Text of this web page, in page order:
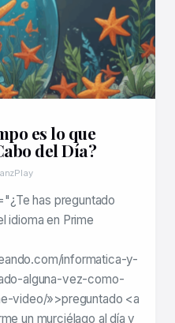
es lo que
del Día?
has preguntado
idioma en Prime
informatica-y-
alguna-vez-como-
video/»>preguntado <a
un murciélago al día y